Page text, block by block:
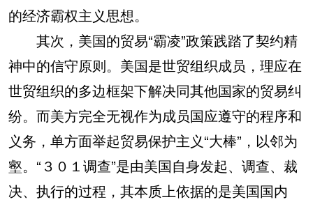
的经济霸权主义思想。
其次，美国的贸易“霸凌”政策践踏了契约精
神中的信守原则。美国是世贸组织成员，理应在
世贸组织的多边框架下解决同其他国家的贸易纠
纷。而美方完全无视作为成员国应遵守的程序和
义务，单方面举起贸易保护主义“大棒”，以邻为
壑。“３０１调查”是由美国自身发起、调查、裁
决、执行的过程，其本质上依据的是美国国内